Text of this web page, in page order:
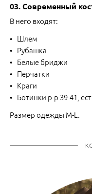
03. Современный
В него входят:
Шлем
Рубашка
Белые бриджи
Перчатки
Краги
Ботинки р-р 39-41,
Размер одежды M-L.